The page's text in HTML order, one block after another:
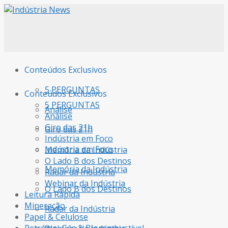
Conteúdos Exclusivos
5 PERGUNTAS
Análise
Giro das 21h
Indústria em Foco
Memória da Indústria
O Lado B dos Destinos
Radar da Indústria
Conteúdos Exclusivos
5 PERGUNTAS
Análise
Giro das 21h
Indústria em Foco
Memória da Indústria
O Lado B dos Destinos
Radar da Indústria
Webinar da Indústria
Leitura Rápida
Mineração
Papel & Celulose